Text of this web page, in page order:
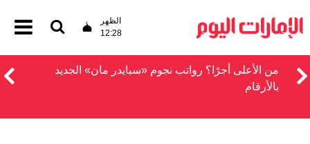
الظهر
12:28
من الأعلى أجرًا؟ رواتب نجوم «سبايدر مان» الجديد
بالأرقام